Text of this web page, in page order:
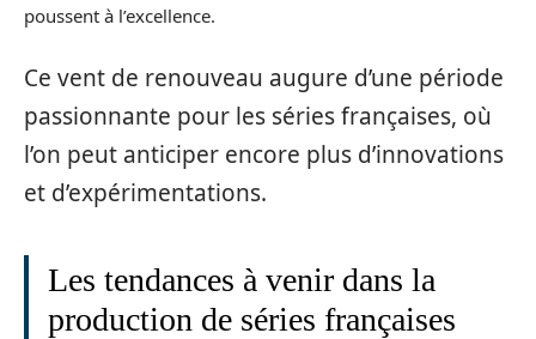
poussent à l’excellence.
Ce vent de renouveau augure d’une période
passionnante pour les séries françaises, où
l’on peut anticiper encore plus d’innovations
et d’expérimentations.
Les tendances à venir dans la
production de séries françaises